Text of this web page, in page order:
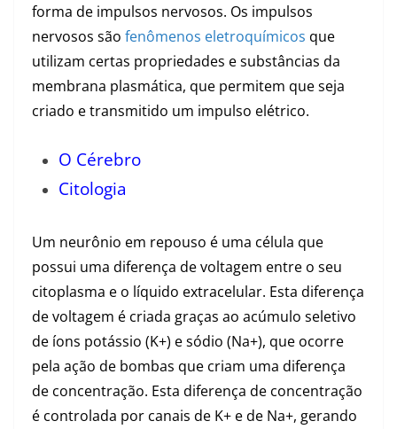
forma de impulsos nervosos. Os impulsos
nervosos são fenômenos eletroquímicos que
utilizam certas propriedades e substâncias da
membrana plasmática, que permitem que seja
criado e transmitido um impulso elétrico.
O Cérebro
Citologia
Um neurônio em repouso é uma célula que
possui uma diferença de voltagem entre o seu
citoplasma e o líquido extracelular. Esta diferença
de voltagem é criada graças ao acúmulo seletivo
de íons potássio (K+) e sódio (Na+), que ocorre
pela ação de bombas que criam uma diferença
de concentração. Esta diferença de concentração
é controlada por canais de K+ e de Na+, gerando